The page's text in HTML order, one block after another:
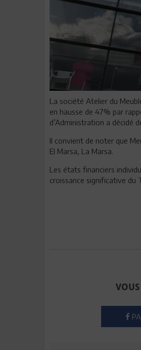
La société Atelier du
en hausse de 47% par
d’Administration a décidé
Il convient de noter que
El Marsa, La Marsa.
Les états financiers
croissance significative du